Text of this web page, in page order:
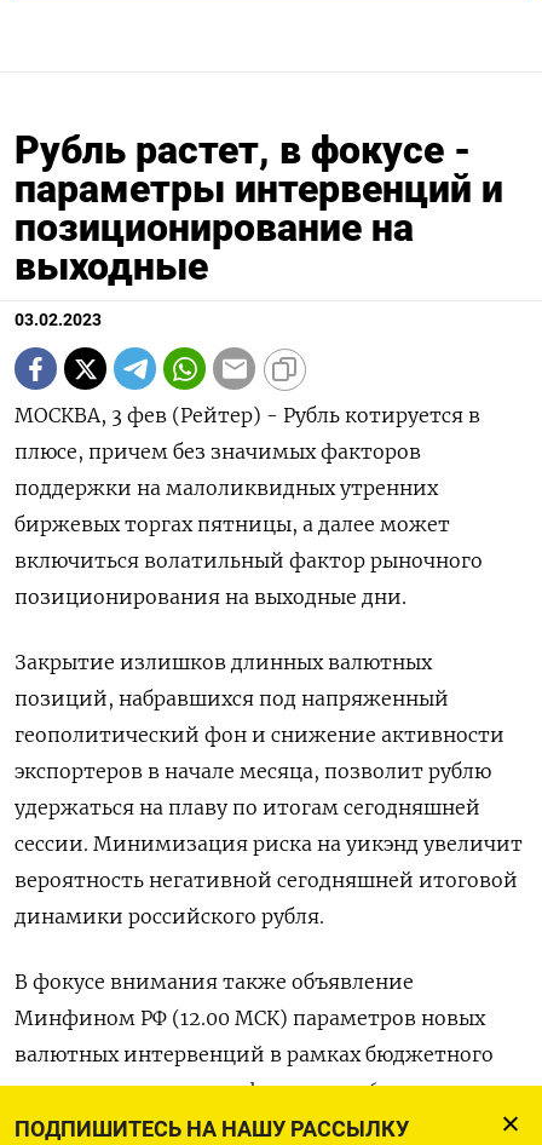
ПОДПИШИТЕСЬ НА НАШУ РАССЫЛКУ
Рубль растет, в фокусе -
параметры интервенций и
позиционирование на
выходные
03.02.2023
МОСКВА, 3 фев (Рейтер) - Рубль котируется в
плюсе, причем без значимых факторов
поддержки на малоликвидных утренних
биржевых торгах пятницы, а далее может
включиться волатильный фактор рыночного
позиционирования на выходные дни.
Закрытие излишков длинных валютных
позиций, набравшихся под напряженный
геополитический фон и снижение активности
экспортеров в начале месяца, позволит рублю
удержаться на плаву по итогам сегодняшней
сессии. Минимизация риска на уикэнд увеличит
вероятность негативной сегодняшней итоговой
динамики российского рубля.
В фокусе внимания также объявление
Минфином РФ (12.00 МСК) параметров новых
валютных интервенций в рамках бюджетного
правила на период с 7 февраля по 6 марта.